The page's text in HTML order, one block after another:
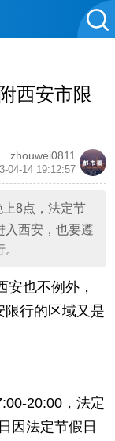
西安市限
zhouwei0811
04-14 19:12:57
8点，法定节
入西安，也要遵
安也不例外，
限行的区域又是
20:00，法定
因法定节假日